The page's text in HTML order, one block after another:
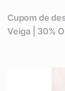
Cupom de
Veiga | 30%